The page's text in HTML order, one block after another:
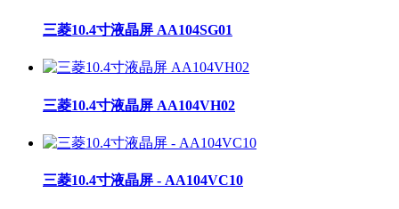
三菱10.4寸液晶屏 AA104SG01
三菱10.4寸液晶屏 AA104VH02
三菱10.4寸液晶屏 - AA104VC10